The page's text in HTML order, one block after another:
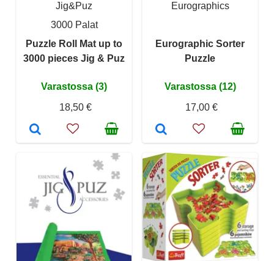
Jig&Puz
3000 Palat
Puzzle Roll Mat up to
3000 pieces Jig & Puz
Varastossa (3)
18,50 €
Eurographics
Eurographic Sorter
Puzzle
Varastossa (12)
17,00 €